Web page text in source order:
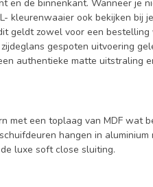
de binnenkant. Wanneer je
kleurenwaaier ook bekijken bij
geldt zowel voor een
gespoten uitvoering
authentieke matte uitstraling
met een toplaag van MDF wat
hangen in
luxe soft close sluiting.